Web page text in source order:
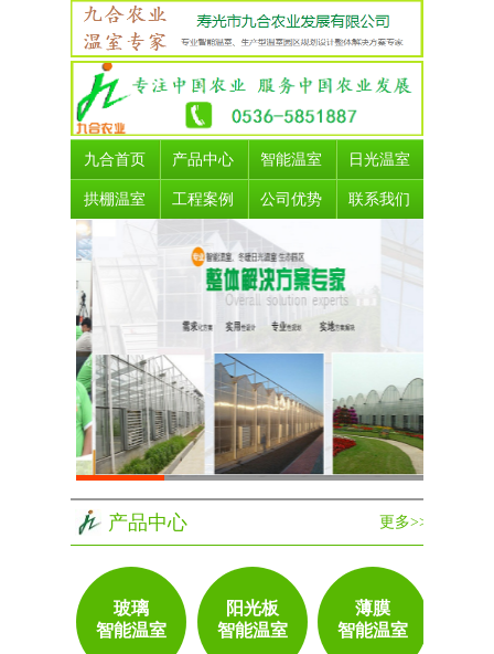
九合首页 产品中心 智能温室 日光温室
拱棚温室 工程案例 公司优势 联系我们
产品中心 更多>>
玻璃
智能温室
阳光板
智能温室
薄膜
智能温室